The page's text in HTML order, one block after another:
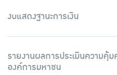
งบแสดงฐานะการเงิน
รายงานผลการประเมินความคุ้ม
องค์การมหาชน